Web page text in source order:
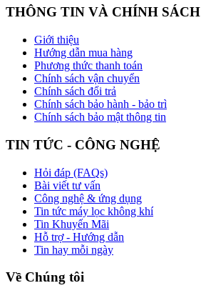
THÔNG TIN VÀ CHÍNH SÁCH
Giới thiệu
Hướng dẫn mua hàng
Phương thức thanh toán
Chính sách vận chuyển
Chính sách đổi trả
Chính sách bảo hành - bảo trì
Chính sách bảo mật thông tin
TIN TỨC - CÔNG NGHỆ
Hỏi đáp (FAQs)
Bài viết tư vấn
Công nghệ & ứng dụng
Tin tức máy lọc không khí
Tin Khuyến Mãi
Hỗ trợ - Hướng dẫn
Tin hay mỗi ngày
Về Chúng tôi